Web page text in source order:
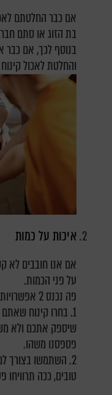
אם כבר החלטתם
בת הזוג או סתם
בנוסף לכך, אם כבר
והחלטת לאכול
איכות על כמות
אם אנו חובבים לא
על פני הכמות.
פה נכנס 2 אפשרויות:
1. בחרו קינוח
שיספק אתכם ולא
פספסנו משהו.
2. השתמשו בצורך
טובים, ככה תרוויחו